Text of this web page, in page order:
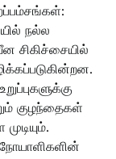
நல்ல
சிகிச்சையில்
குழந்தைகள்
நோயாளிகளின்